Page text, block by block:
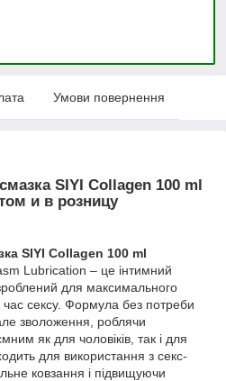
Умови повернення
SIYI Collagen 100 ml
и в розницу
SIYI Collagen 100 ml
Lubrication – це інтимний
для максимального
час сексу. Формула без потреби
зволоження, роблячи
як для чоловіків, так і для
для використання з секс-
ковзання і підвищуючи